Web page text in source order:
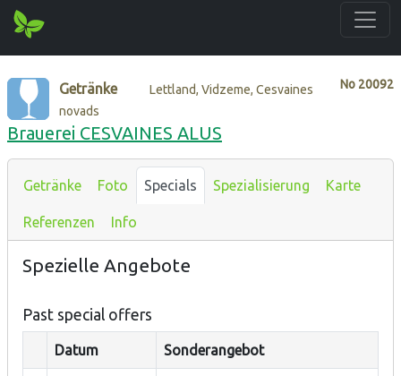
No 20092
Getränke
Lettland, Vidzeme, Cesvaines
novads
Brauerei CESVAINES ALUS
Getränke Foto Specials Spezialisierung Karte
Referenzen Info
Spezielle Angebote
Past special offers
Datum Sonderangebot